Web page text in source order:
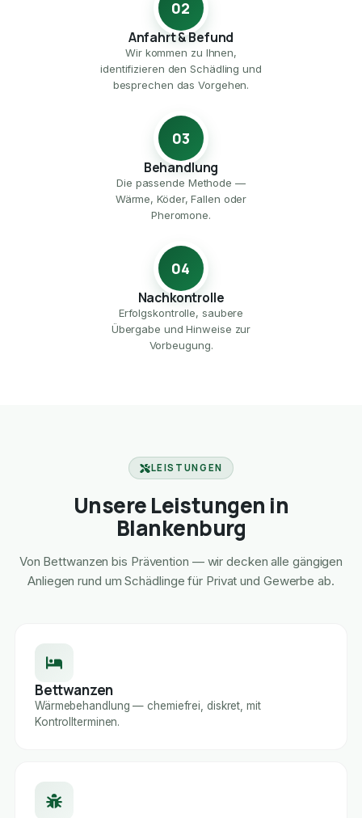
02
Anfahrt & Befund
Wir kommen zu Ihnen,
identifizieren den Schädling und
besprechen das Vorgehen.
03
Behandlung
Die passende Methode —
Wärme, Köder, Fallen oder
Pheromone.
04
Nachkontrolle
Erfolgskontrolle, saubere
Übergabe und Hinweise zur
Vorbeugung.
LEISTUNGEN
Unsere Leistungen in
Blankenburg
Von Bettwanzen bis Prävention — wir decken alle gängigen
Anliegen rund um Schädlinge für Privat und Gewerbe ab.
Bettwanzen
Wärmebehandlung — chemiefrei, diskret, mit
Kontrollterminen.